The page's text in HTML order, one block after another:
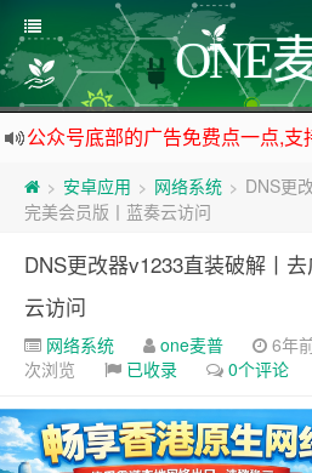
ONE
公众号底部的广告免费点一点,支
资源来之不易,大家低调使用
如下载链接被封,请在网站留言给
> 安卓应用 > 网络系统 > DNS更
完美会员版丨蓝奏云访问
DNS更改器v1233直装破解丨
云访问
网络系统 one麦普 6年
次浏览
已收录 0个评论